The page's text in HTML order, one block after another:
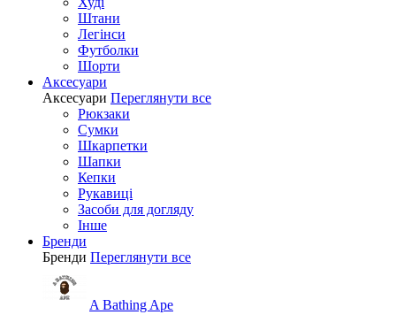
Штани
Легінси
Футболки
Шорти
Аксесуари
Аксесуари Переглянути все
Рюкзаки
Сумки
Шкарпетки
Шапки
Кепки
Рукавиці
Засоби для догляду
Інше
Бренди
Бренди Переглянути все
A Bathing Ape